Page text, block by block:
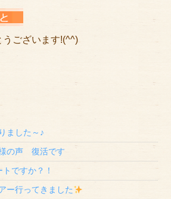
ございます!(^^)
ました～♪
様の声 復活です
ですか？！
ー行ってきました